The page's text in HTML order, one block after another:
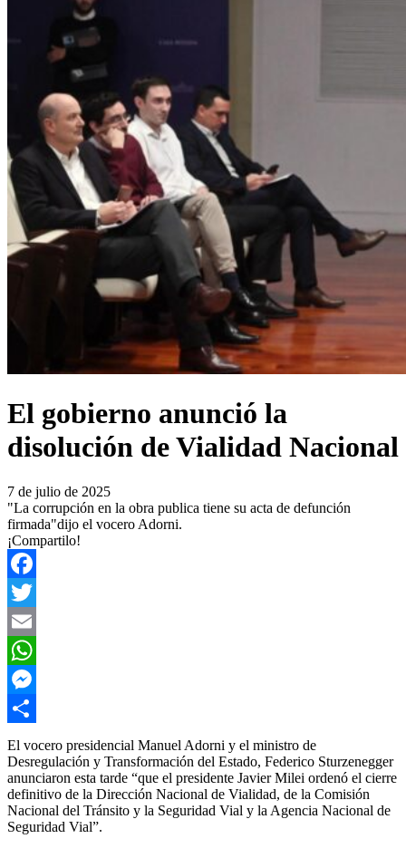
El gobierno anunció la
disolución de Vialidad Nacional
7 de julio de 2025
"La corrupción en la obra publica tiene su acta de defunción
firmada"dijo el vocero Adorni.
¡Compartilo!
Facebook
Twitter
Email
WhatsApp
Messenger
Compartir
El vocero presidencial Manuel Adorni y el ministro de
Desregulación y Transformación del Estado, Federico Sturzenegger
anunciaron esta tarde “que el presidente Javier Milei ordenó el cierre
definitivo de la Dirección Nacional de Vialidad, de la Comisión
Nacional del Tránsito y la Seguridad Vial y la Agencia Nacional de
Seguridad Vial”.